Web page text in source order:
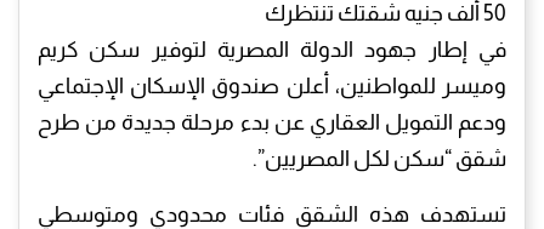
50 ألف جنيه شقتك تنتظرك
في إطار جهود الدولة المصرية لتوفير سكن كريم
وميسر للمواطنين، أعلن صندوق الإسكان الإجتماعي
ودعم التمويل العقاري عن بدء مرحلة جديدة من طرح
شقق “سكن لكل المصريين”.
تستهدف هذه الشقق فئات محدودي ومتوسطي